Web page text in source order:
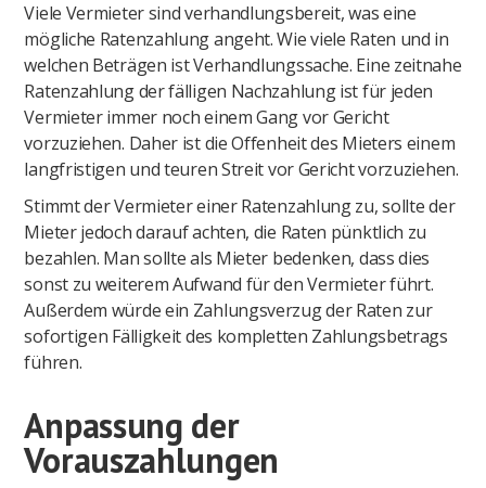
Viele Vermieter sind verhandlungsbereit, was eine
mögliche Ratenzahlung angeht. Wie viele Raten und in
welchen Beträgen ist Verhandlungssache. Eine zeitnahe
Ratenzahlung der fälligen Nachzahlung ist für jeden
Vermieter immer noch einem Gang vor Gericht
vorzuziehen. Daher ist die Offenheit des Mieters einem
langfristigen und teuren Streit vor Gericht vorzuziehen.
Stimmt der Vermieter einer Ratenzahlung zu, sollte der
Mieter jedoch darauf achten, die Raten pünktlich zu
bezahlen. Man sollte als Mieter bedenken, dass dies
sonst zu weiterem Aufwand für den Vermieter führt.
Außerdem würde ein Zahlungsverzug der Raten zur
sofortigen Fälligkeit des kompletten Zahlungsbetrags
führen.
Anpassung der
Vorauszahlungen